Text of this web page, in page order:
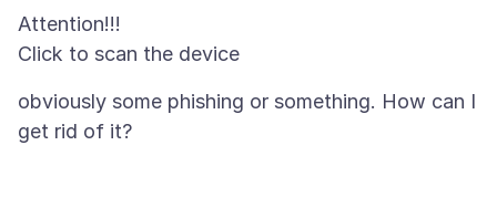
Attention!!!
obviously some phishing or something. How can I